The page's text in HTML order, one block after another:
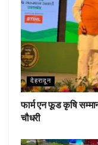
देहरादून
फार्म एन फूड कृषि
चौधरी